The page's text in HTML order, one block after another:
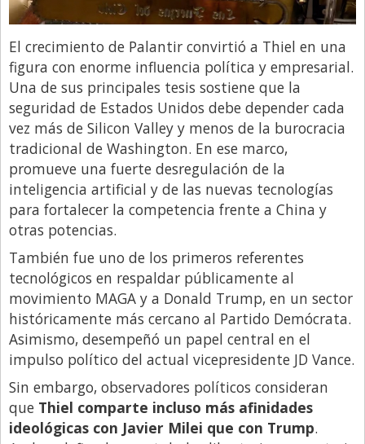
El crecimiento de Palantir convirtió a Thiel en una
figura con enorme influencia política y empresarial.
Una de sus principales tesis sostiene que la
seguridad de Estados Unidos debe depender cada
vez más de Silicon Valley y menos de la burocracia
tradicional de Washington. En ese marco,
promueve una fuerte desregulación de la
inteligencia artificial y de las nuevas tecnologías
para fortalecer la competencia frente a China y
otras potencias.
También fue uno de los primeros referentes
tecnológicos en respaldar públicamente al
movimiento MAGA y a Donald Trump, en un sector
históricamente más cercano al Partido Demócrata.
Asimismo, desempeñó un papel central en el
impulso político del actual vicepresidente JD Vance.
Sin embargo, observadores políticos consideran
que Thiel comparte incluso más afinidades
ideológicas con Javier Milei que con Trump.